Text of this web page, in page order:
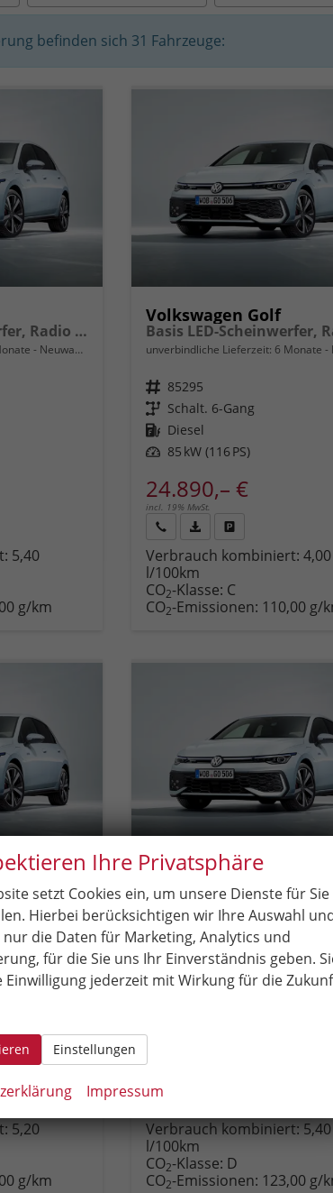
befinden sich 31 Fahrzeuge:
Basis LED-Scheinwerfer, Radio Composition 10,3" + Wireless App-Connect, Parksensoren vorne und hinten, Climatronic, M-Lederlenkrad, Digitales Cockpit, Reserverad uvm.
Neuwagen
5,40
g/km
Volkswagen Golf
unverbindliche Lieferzeit: 6 Monate
Fahrzeugnr. 85295
Getriebe Schalt. 6-Gang
Kraftstoff Diesel
Leistung 85 kW (116 PS)
24.890,– €
incl. 19% MwSt.
anfordernDatei,
Fahrzeugexposé
drucken
drucken,
oder
vergleichen
Verbrauch kombiniert: 4,00
l/100km
CO2-Klasse: C
CO2-Emissionen: 110,00 g/
Basis LED-Scheinwerfer, Radio Composition 10,3" + Wireless App-Connect, Parksensoren vorne und hinten, Climatronic, M-Lederlenkrad, Digitales Cockpit, Reserverad uvm.
Neuwagen
(DSG)
5,20
g/km
Volkswagen Golf
unverbindliche Lieferzeit:6 Monate
Fahrzeugnr. 85296
GetriebeSchalt. 6-Gang
25.290,– €
Rückruf
anfordern
PDF-
Datei,
Fahrzeugexposé
drucken
Fahrzeug
drucken,
oder
vergleichen
Verbrauch kombiniert:5,40
l/100km
CO2-Klasse: D
CO2-Emissionen: 123,00 g/
Ihre Privatsphäre
setzt Cookies ein, um unsere Dienste für Sie
Hierbei berücksichtigen wir Ihre Auswahl
die Daten für Marketing, Analytics und
für die Sie uns Ihr Einverständnis geben.
Einwilligung jederzeit mit Wirkung für die
Einstellungen
Impressum